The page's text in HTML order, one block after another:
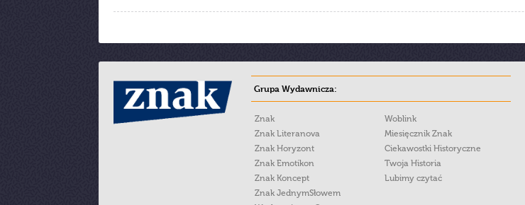
Grupa Wydawnicza:
Znak
Znak Literanova
Znak Horyzont
Znak Emotikon
Znak Koncept
Znak JednymSłowem
Woblink
Miesięcznik Znak
Ciekawostki Historyczne
Twoja Historia
Lubimy czytać